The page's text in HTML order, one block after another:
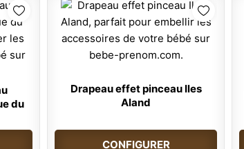
du
Drapeau effet pinceau Iles
Aland
CONFIGURER